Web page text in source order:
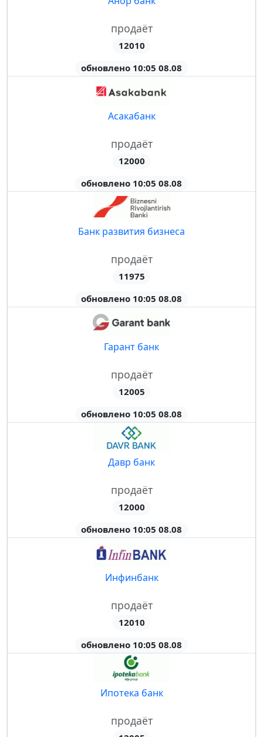
продаёт
12010
обновлено 10:05 08.08
Асакабанк
продаёт
12000
обновлено 10:05 08.08
Банк развития бизнеса
продаёт
11975
обновлено 10:05 08.08
Гарант банк
продаёт
12005
обновлено 10:05 08.08
Давр банк
продаёт
12000
обновлено 10:05 08.08
Инфинбанк
продаёт
12010
обновлено 10:05 08.08
Ипотека банк
продаёт